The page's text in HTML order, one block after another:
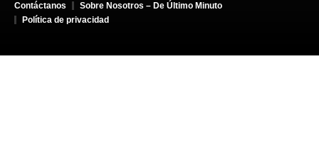
Contáctanos
Sobre Nosotros – De Último Minuto
Política de privacidad